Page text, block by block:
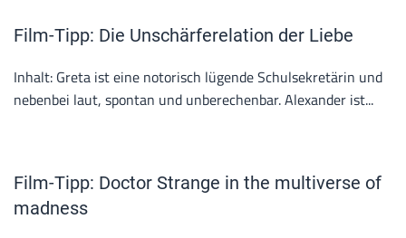
Film-Tipp: Die Unschärferelation der Liebe
Inhalt: Greta ist eine notorisch lügende Schulsekretärin und
nebenbei laut, spontan und unberechenbar. Alexander ist...
Film-Tipp: Doctor Strange in the multiverse of
madness